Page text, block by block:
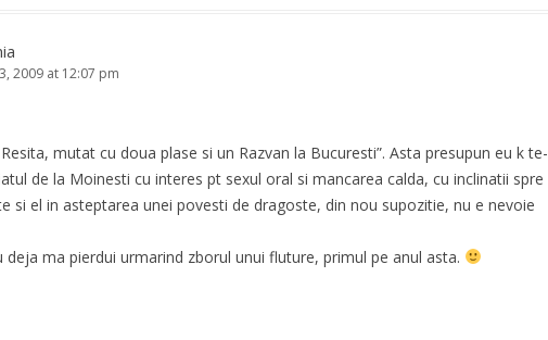
2009 at 12:07 pm
mutat cu doua plase si un Razvan la Bucuresti”. Asta presupun eu k te-
de la Moinesti cu interes pt sexul oral si mancarea calda, cu inclinatii spre
si el in asteptarea unei povesti de dragoste, din nou supozitie, nu e nevoie
deja ma pierdui urmarind zborul unui fluture, primul pe anul asta.